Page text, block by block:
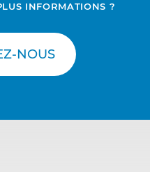
INFORMATIONS ?
NOUS